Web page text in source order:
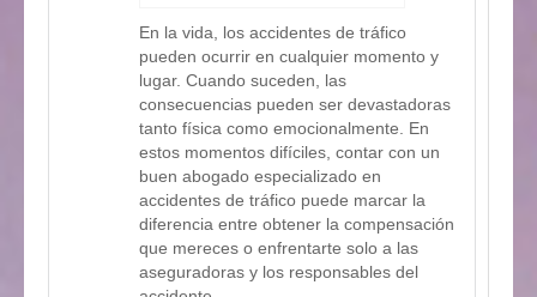
En la vida, los accidentes de tráfico
pueden ocurrir en cualquier momento y
lugar. Cuando suceden, las
consecuencias pueden ser devastadoras
tanto física como emocionalmente. En
estos momentos difíciles, contar con un
buen abogado especializado en
accidentes de tráfico puede marcar la
diferencia entre obtener la compensación
que mereces o enfrentarte solo a las
aseguradoras y los responsables del